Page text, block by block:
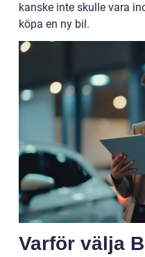
kanske inte skulle vara
köpa en ny bil.
Varför välja